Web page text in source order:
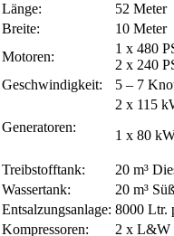
Länge:
52 Meter
Breite:
10 Meter
Motoren:
1 x 480
2 x 240
Geschwindigkeit:
5 – 7
Generatoren:
2 x 115
1 x 80
Treibstofftank:
20 m³
Wassertank:
20 m³
Entsalzungsanlage: 8000 Ltr.
Kompressoren:
2 x L&W